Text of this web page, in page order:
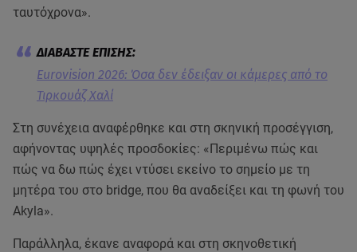
ταυτόχρονα».
Eurovision 2026: Όσα δεν έδειξαν οι κάμερες από το
Τιρκουάζ Χαλί
Στη συνέχεια αναφέρθηκε και στη σκηνική προσέγγιση,
αφήνοντας υψηλές προσδοκίες: «Περιμένω πώς και
πώς να δω πώς έχει ντύσει εκείνο το σημείο με τη
μητέρα του στο bridge, που θα αναδείξει και τη φωνή του
Akyla».
Παράλληλα, έκανε αναφορά και στη σκηνοθετική